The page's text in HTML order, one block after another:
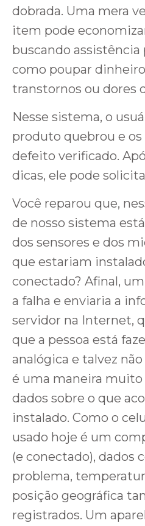
dobrada. Uma mera
item pode
buscando assistência
como poupar
transtornos ou dores
Nesse sistema, o
produto quebrou e
defeito verificado.
dicas, ele pode
Você reparou que,
de nosso sistema
dos sensores e dos
que estariam
conectado? Afinal,
a falha e enviaria a
servidor na Internet,
que a pessoa está
analógica e talvez
é uma maneira
dados sobre o que
instalado. Como o
usado hoje é um
(e conectado), dados
problema,
posição geográfica
registrados. Um